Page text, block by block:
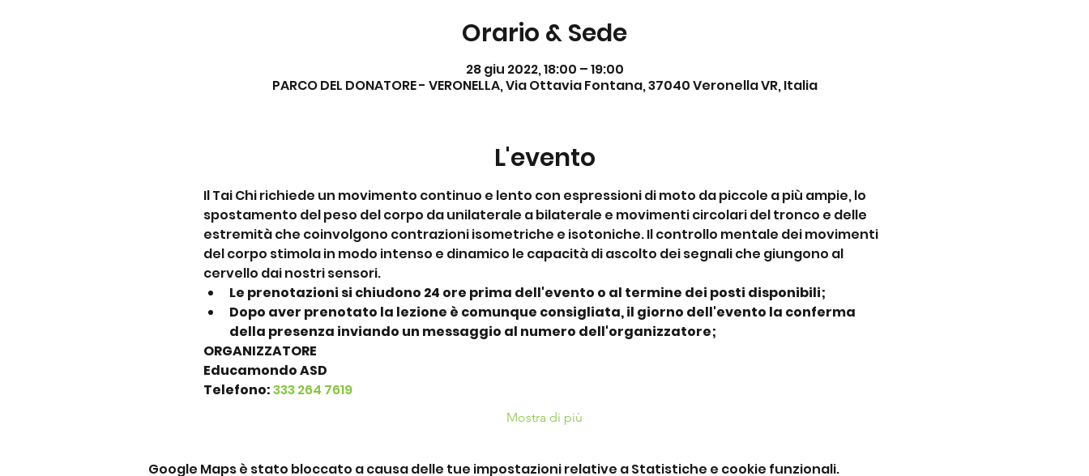
Orario & Sede
28 giu 2022, 18:00 – 19:00
PARCO DEL DONATORE - VERONELLA, Via Ottavia Fontana, 37040 Veronella VR, Italia
L'evento
Il Tai Chi richiede un movimento continuo e lento con espressioni di moto da piccole a più ampie, lo
spostamento del peso del corpo da unilaterale a bilaterale e movimenti circolari del tronco e delle
estremità che coinvolgono contrazioni isometriche e isotoniche. Il controllo mentale dei movimenti
del corpo stimola in modo intenso e dinamico le capacità di ascolto dei segnali che giungono al
cervello dai nostri sensori.
Le prenotazioni si chiudono 24 ore prima dell'evento o al termine dei posti disponibili;
Dopo aver prenotato la lezione è comunque consigliata, il giorno dell'evento la conferma
della presenza inviando un messaggio al numero dell'organizzatore;
ORGANIZZATORE
Educamondo ASD
Telefono: 333 264 7619
Mostra di più
Google Maps è stato bloccato a causa delle tue impostazioni relative a Statistiche e cookie funzionali.